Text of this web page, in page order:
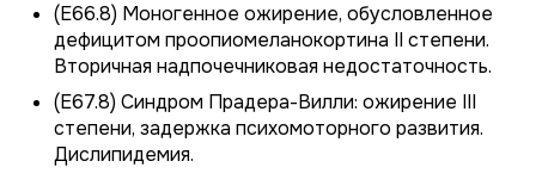
(Е66.8) Моногенное ожирение, обусловленное
дефицитом проопиомеланокортина II степени.
Вторичная надпочечниковая недостаточность.
(Е67.8) Синдром Прадера-Вилли: ожирение III
степени, задержка психомоторного развития.
Дислипидемия.